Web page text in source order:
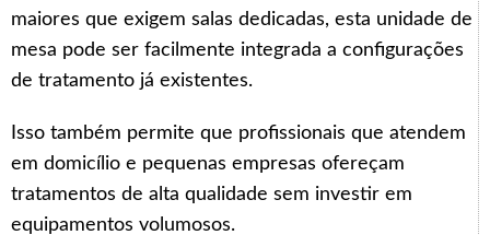
maiores que exigem salas dedicadas, esta unidade de
mesa pode ser facilmente integrada a configurações
de tratamento já existentes.
Isso também permite que profissionais que atendem
em domicílio e pequenas empresas ofereçam
tratamentos de alta qualidade sem investir em
equipamentos volumosos.